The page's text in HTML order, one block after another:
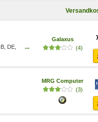
DE,
...
Galaxus
(4)
MRG Computer
(3)